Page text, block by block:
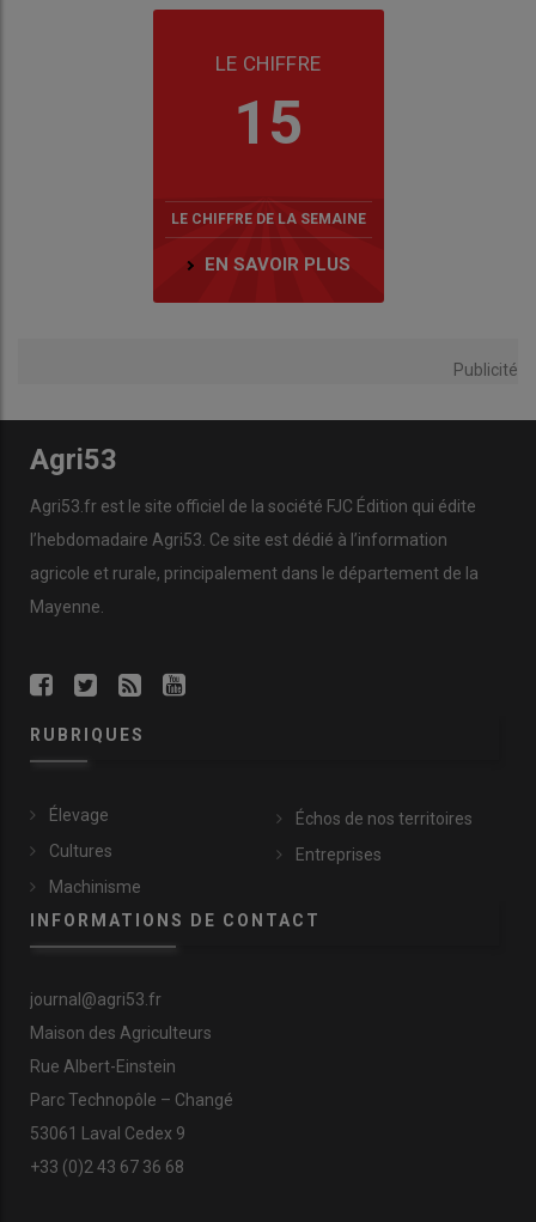
LE CHIFFRE
15
LE CHIFFRE DE LA SEMAINE
EN SAVOIR PLUS
Publicité
Agri53
Agri53.fr est le site officiel de la société FJC Édition qui édite
l’hebdomadaire Agri53. Ce site est dédié à l’information
agricole et rurale, principalement dans le département de la
Mayenne.
RUBRIQUES
Élevage
Cultures
Machinisme
Échos de nos territoires
Entreprises
INFORMATIONS DE CONTACT
journal@agri53.fr
Maison des Agriculteurs
Rue Albert-Einstein
Parc Technopôle – Changé
53061 Laval Cedex 9
+33 (0)2 43 67 36 68